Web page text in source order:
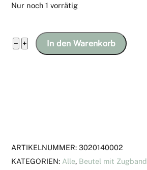
Nur noch 1 vorrätig
− Beutel
+ In den Warenkorb
ARTIKELNUMMER:3020140002
KATEGORIEN: Alle, Beutel mit Zugband